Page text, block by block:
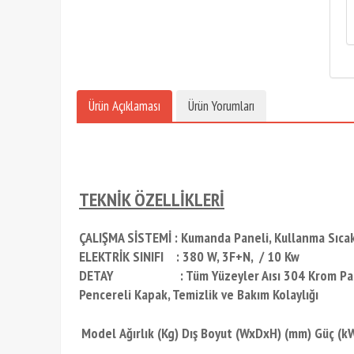
Ürün Açıklaması Ürün Yorumları
TEKNİK ÖZELLİKLERİ
ÇALIŞMA SİSTEMİ : Kumanda Paneli, Kullanma
ELEKTRİK SINIFI : 380 W, 3F+N, / 10 Kw
DETAY : Tüm Yüzeyler Aısı 304 Krom
Pencereli Kapak, Temizlik ve Bakım Kolaylığı
ModelAğırlık (Kg) Dış Boyut (WxDxH) (mm) Güç